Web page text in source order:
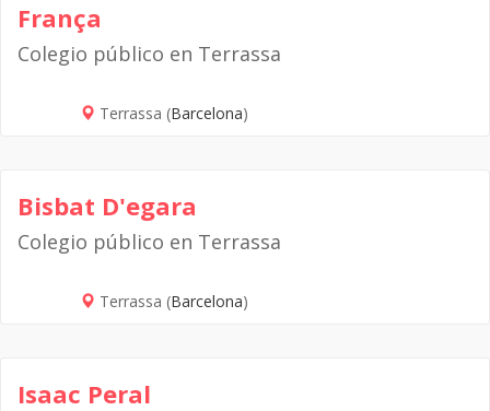
França
Colegio público en Terrassa
Terrassa (Barcelona)
Bisbat D'egara
Colegio público en Terrassa
Terrassa (Barcelona)
Isaac Peral